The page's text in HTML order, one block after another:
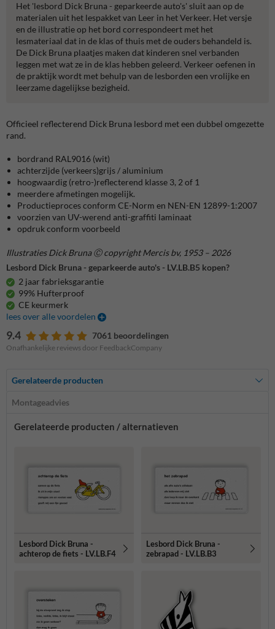
Het 'lesbord Dick Bruna - geparkeerde auto's' sluit aan op de
materialen uit het lespakket van Leer in het Verkeer. Het versje
en de illustratie op het bord correspondeert met het
lesmateriaal dat in de klas of thuis met de ouders behandeld is.
De Dick Bruna plaatjes maken dat kinderen snel verbanden
leggen met wat ze in de klas hebben geleerd. Verkeer oefenen in
de praktijk wordt met behulp van de lesborden een vrolijke en
leerzame dagelijkse bezigheid.
Officieel reflecterend Dick Bruna lesbord met een dubbel omgezette
rand.
bordrand RAL9016 (wit)
achterzijde (verkeers)grijs / aluminium
hoogwaardig (retro-)reflecterend klasse 3, 2 of 1
meerdere afmetingen mogelijk.
Productieproces conform CE-Norm en NEN-EN 12899-1:2007
voorzien van UV-werend anti-graffiti laminaat
opdruk conform voorbeeld
Illustraties Dick Bruna Ⓒ copyright Mercis bv, 1953 – 2026
Lesbord Dick Bruna - geparkeerde auto's - LV.LB.B5 kopen?
2 jaar fabrieksgarantie
99% Hufterproof
CE keurmerk
lees over alle voordelen
9.4 7061 beoordelingen
Onafhankelijke reviews door FeedbackCompany
Gerelateerde producten
Montageadvies
Gerelateerde producten / alternatieven
Lesbord Dick Bruna -
achterop de fiets - LV.LB.F4
Lesbord Dick Bruna -
zebrapad - LV.LB.B3